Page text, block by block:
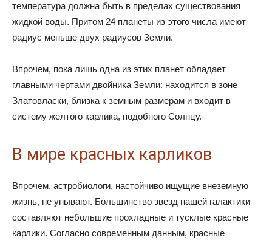
температура должна быть в пределах существования
жидкой воды. Притом 24 планеты из этого числа имеют
радиус меньше двух радиусов Земли.
Впрочем, пока лишь одна из этих планет обладает
главными чертами двойника Земли: находится в зоне
Златовласки, близка к земным размерам и входит в
систему желтого карлика, подобного Солнцу.
В мире красных карликов
Впрочем, астробиологи, настойчиво ищущие внеземную
жизнь, не унывают. Большинство звезд нашей галактики
составляют небольшие прохладные и тусклые красные
карлики. Согласно современным данным, красные